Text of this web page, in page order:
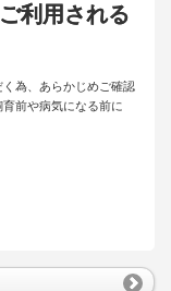
利用される
為、あらかじめご確認
前や病気になる前に